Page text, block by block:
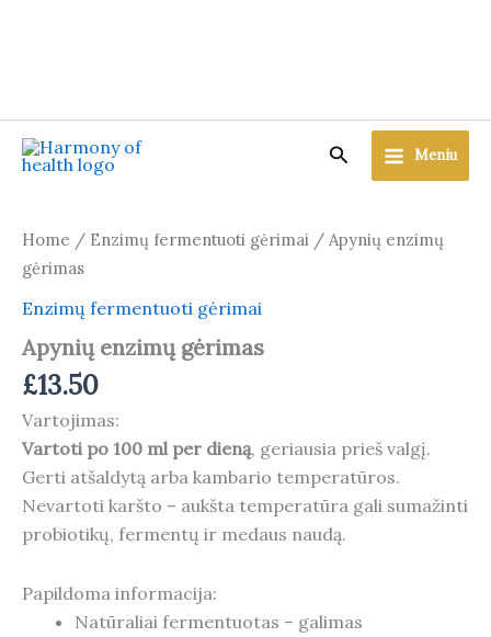
content
Search Meniu
Home / Enzimų fermentuoti gėrimai / Apynių enzimų
gėrimas
Enzimų fermentuoti gėrimai
Apynių enzimų gėrimas
£13.50
Vartojimas:
Vartoti po 100 ml per dieną, geriausia prieš valgį.
Gerti atšaldytą arba kambario temperatūros.
Nevartoti karšto – aukšta temperatūra gali sumažinti
probiotikų, fermentų ir medaus naudą.
Papildoma informacija:
Natūraliai fermentuotas – galimas